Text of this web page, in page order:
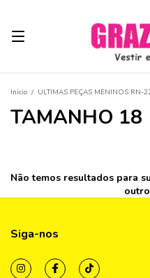
Início / ULTIMAS PEÇAS MENINOS RN-
TAMANHO 18
Não temos resultados para
Siga-nos